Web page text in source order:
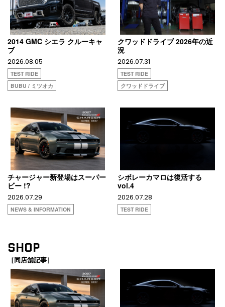
2014 GMC シエラ クルーキャ
ブ
2026.08.05
TEST RIDE
BUBU / ミツオカ
クワッドドライブ 2026年の近
況
2026.07.31
TEST RIDE
クワッドドライブ
チャージャー新登場はスーパー
ビー !?
2026.07.29
NEWS & INFORMATION
シボレーカマロは復活する
vol.4
2026.07.28
TEST RIDE
SHOP
［同店舗記事］